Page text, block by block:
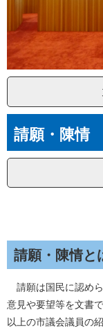
文請願・陳情
請願・陳情と
請願は国民に認め
意見や要望等を文書
以上の市議会議員の